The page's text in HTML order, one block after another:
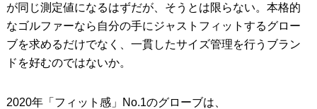
が同じ測定値になるはずだが、そうとは限らない。本格的
なゴルファーなら自分の手にジャストフィットするグロー
ブを求めるだけでなく、一貫したサイズ管理を行うブラン
ドを好むのではないか。
2020年「フィット感」No.1のグローブは、